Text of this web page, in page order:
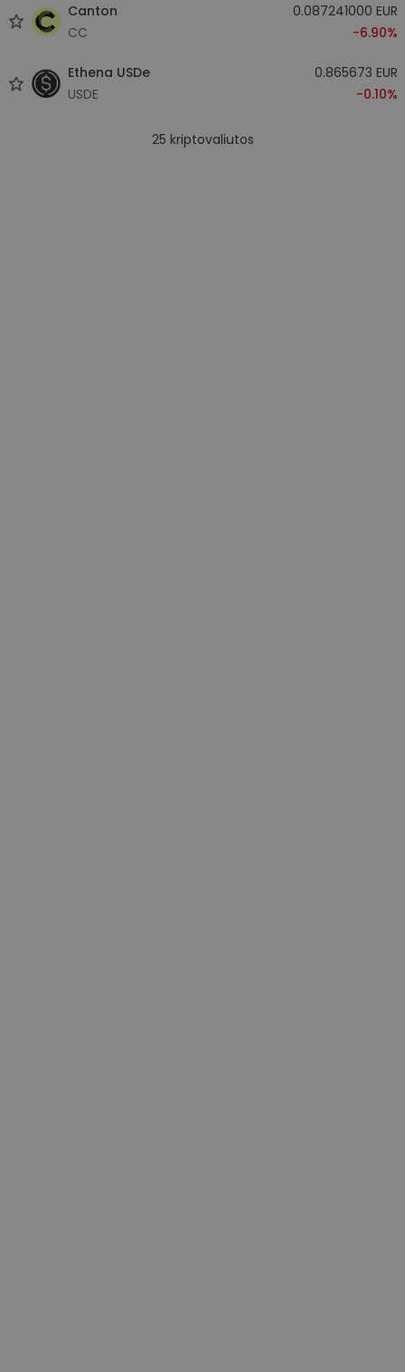
Canton
CC
0.087241000 EUR
-6.90%
Ethena USDe
USDE
0.865673 EUR
-0.10%
25 kriptovaliutos